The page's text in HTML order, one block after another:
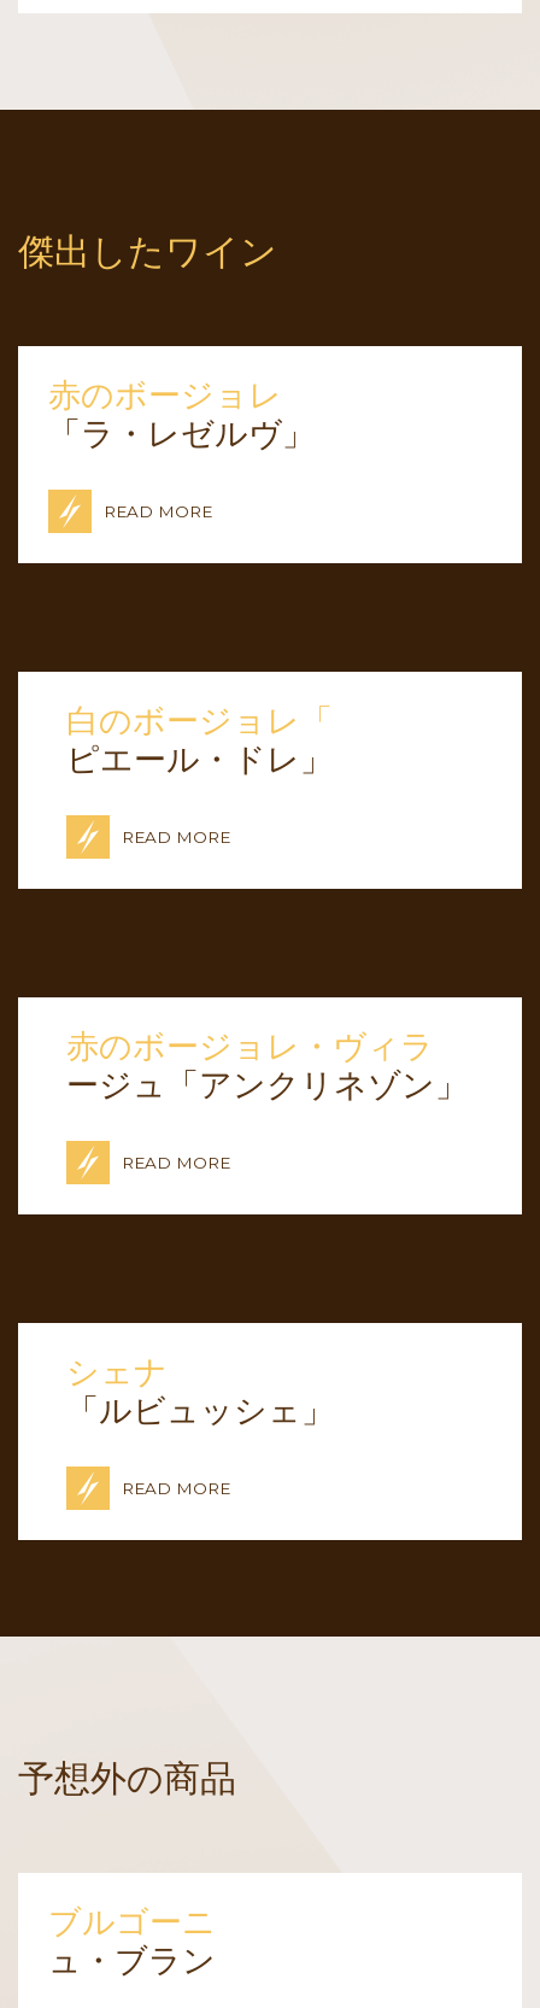
傑出したワイン
赤のボージョレ
「ラ・レゼルヴ」
READ MORE
白のボージョレ「
ピエール・ドレ」
READ MORE
赤のボージョレ・ヴィラ
ージュ「アンクリネゾン」
READ MORE
シェナ
「ルビュッシェ」
READ MORE
予想外の商品
ブルゴーニ
ュ・ブラン